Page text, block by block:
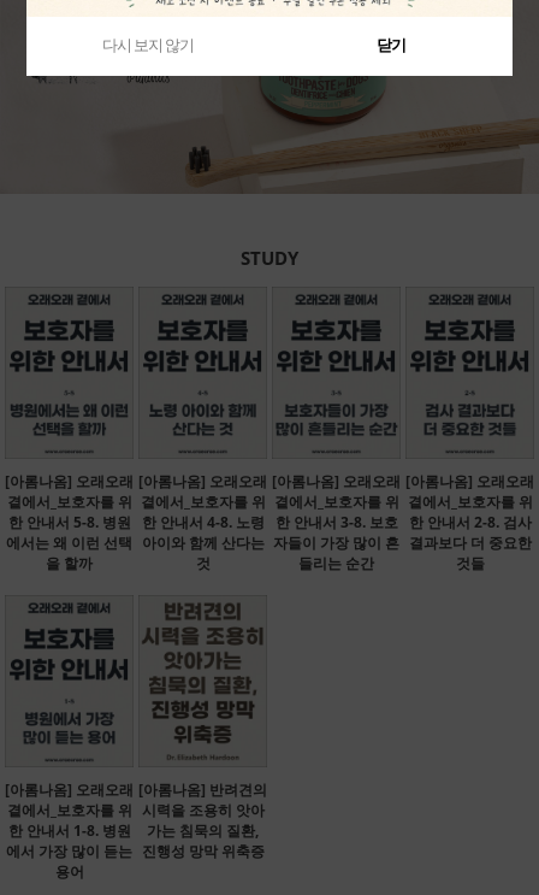
STUDY
[아롬나옴] 오래오래
곁에서_보호자를 위
한 안내서 5-8. 병원
에서는 왜 이런 선택
을 할까
[아롬나옴] 오래오래
곁에서_보호자를 위
한 안내서 4-8. 노령
아이와 함께 산다는
것
[아롬나옴] 오래오래
곁에서_보호자를 위
한 안내서 3-8. 보호
자들이 가장 많이 흔
들리는 순간
[아롬나옴] 오래오래
곁에서_보호자를 위
한 안내서 2-8. 검사
결과보다 더 중요한
것들
[아롬나옴] 오래오래
곁에서_보호자를 위
한 안내서 1-8. 병원
에서 가장 많이 듣는
용어
[아롬나옴] 반려견의
시력을 조용히 앗아
가는 침묵의 질환,
진행성 망막 위축증
다시 보지 않기 닫기
다시 보지 않기 닫기
다시 보지 않기 닫기